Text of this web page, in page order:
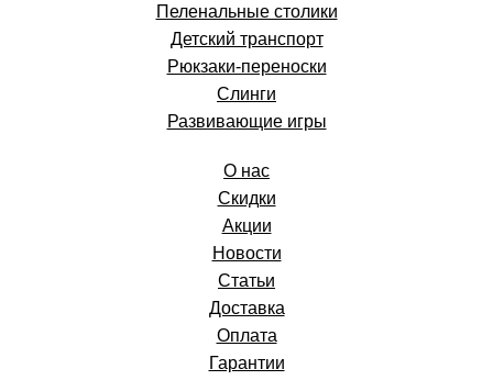
Пеленальные столики
Детский транспорт
Рюкзаки-переноски
Слинги
Развивающие игры
О нас
Скидки
Акции
Новости
Статьи
Доставка
Оплата
Гарантии